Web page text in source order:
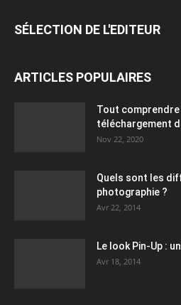
SÉLECTION DE L'EDITEUR
ARTICLES POPULAIRES
Tout
téléchargement
Nov 22, 2020
Quels sont les
photographie ?
Avr 22, 2014
Le look Pin-Up :
Avr 18, 2014